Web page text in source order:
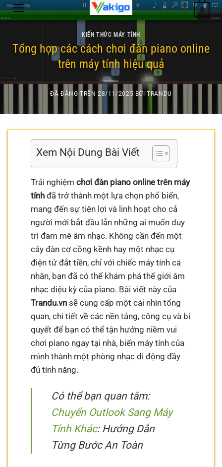
Chuyển
đến
dung
0
KIẾN THỨC MÁY TÍNH
Tổng hợp các cách chơi đàn piano online
trên máy tính hiệu quả
ĐÃ ĐĂNG TRÊN28/11/2025 BỞITRANDU
Xem Nội Dung Bài Viết
Trải nghiệmchơi đàn piano online trên máy
tính đã trở thành một lựa chọn phổ biến,
mang đến sự tiện lợi và linh hoạt cho cả
người mới bắt đầu lẫn những ai muốn duy
trì đam mê âm nhạc. Không cần đến một
cây đàn cơ cồng kềnh hay một nhạc cụ
điện tử đắt tiền, chỉ với chiếc máy tính cá
nhân, bạn đã có thể khám phá thế giới âm
nhạc diệu kỳ của piano. Bài viết này của
Trandu.vn sẽ cung cấp một cái nhìn tổng
quan, chi tiết về các nền tảng, công cụ và bí
quyết để bạn có thể tận hưởng niềm vui
chơi piano ngay tại nhà, biến máy tính của
mình thành một phòng nhạc di động đầy
đủ tính năng.
Có thể bạn quan tâm:
Chuyển Outlook Sang Máy
Tính Khác: Hướng Dẫn
Từng Bước An Toàn